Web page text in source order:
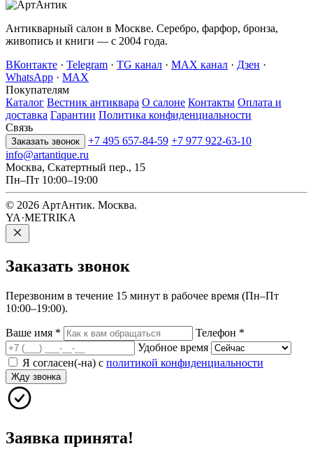
Антикварный салон в Москве. Серебро, фарфор, бронза,
живопись и книги — с 2004 года.
ВКонтакте · Telegram · TG канал · MAX канал · Дзен ·
WhatsApp · MAX
Покупателям
Каталог Вестник антиквара О салоне Контакты Оплата и
доставка Гарантии Политика конфиденциальности
Связь
Заказать звонок +7 495 657-84-59 +7 977 922-63-10
info@artantique.ru
Москва, Скатертный пер., 15
Пн–Пт 10:00–19:00
© 2026 АртАнтик. Москва.
YA·METRIKA
Заказать звонок
Перезвоним в течение 15 минут в рабочее время (Пн–Пт
10:00–19:00).
Ваше имя * Телефон *
Удобное время
Я согласен(-на) с политикой конфиденциальности
Жду звонка
Заявка принята!